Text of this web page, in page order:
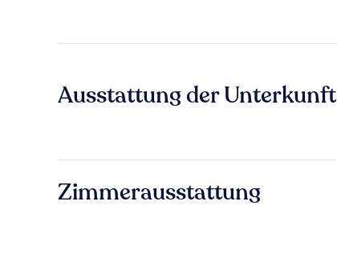
Ausstattung der Unterkunft
Zimmerausstattung